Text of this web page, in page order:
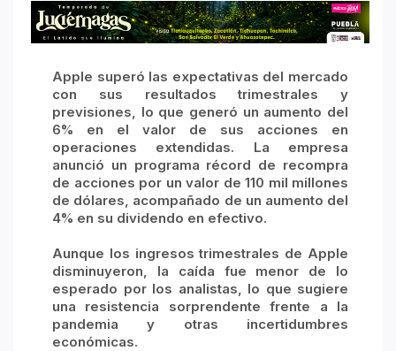
Apple superó las expectativas del mercado
con sus resultados trimestrales y
previsiones, lo que generó un aumento del
6% en el valor de sus acciones en
operaciones extendidas. La empresa
anunció un programa récord de recompra
de acciones por un valor de 110 mil millones
de dólares, acompañado de un aumento del
4% en su dividendo en efectivo.
Aunque los ingresos trimestrales de Apple
disminuyeron, la caída fue menor de lo
esperado por los analistas, lo que sugiere
una resistencia sorprendente frente a la
pandemia y otras incertidumbres
económicas.